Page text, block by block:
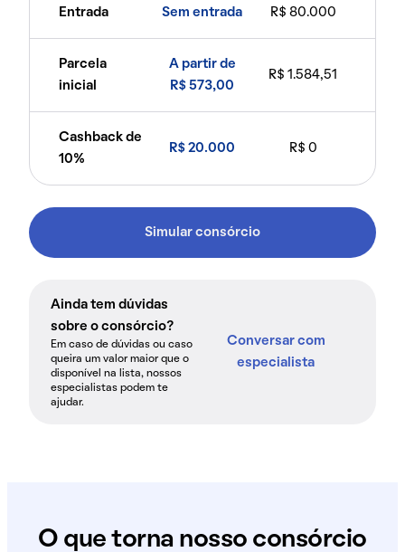
Entrada Sem entrada R$ 80.000
Parcela
inicial
A partir de
R$ 573,00
R$ 1.584,51
Cashback de
10%
R$ 20.000 R$ 0
Simular consórcio
Ainda tem dúvidas
sobre o consórcio?
Em caso de dúvidas ou caso
queira um valor maior que o
disponível na lista, nossos
especialistas podem te
ajudar.
Conversar com
especialista
O que torna nosso consórcio